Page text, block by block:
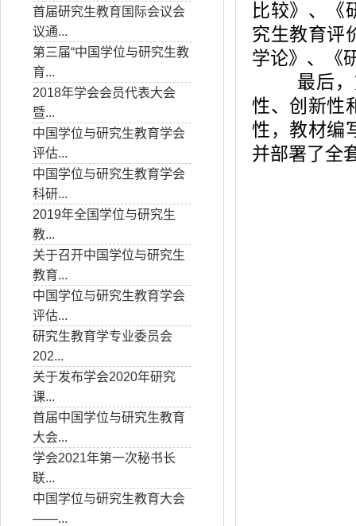
首届研究生教育国际会议会
议通...
第三届“中国学位与研究生教
育...
2018年学会会员代表大会
暨...
中国学位与研究生教育学会
评估...
中国学位与研究生教育学会
科研...
2019年全国学位与研究生
教...
关于召开中国学位与研究生
教育...
中国学位与研究生教育学会
评估...
研究生教育学专业委员会
202...
关于发布学会2020年研究
课...
首届中国学位与研究生教育
大会...
学会2021年第一次秘书长
联...
中国学位与研究生教育大会
——...
比较》、《
究生教育评
学论》、《
最后，刘
性、创新性
性，教材编
并部署了全